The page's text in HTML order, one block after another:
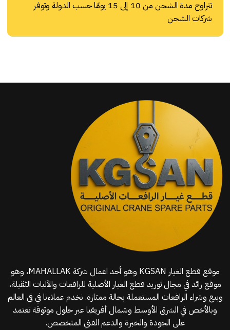
تتراوح مدة الشحن من 10 إلى 15 يومًا حسب الدولة وتوفر
شركات الشحن
موقع قطع الغيار KGSAN وهو أحد اعمال شركة MAHALLAK، وهو
موقع رائد في مجال توريد قطع الغيار الأصلية للرافعات والآليات الثقيلة،
وبيع وشراء الرافعات المستعملة بحالة ممتازة. نخدم عملاءنا في في العالم
وبالأخص في الشرق الأوسط وشمال أفريقيا عبر حلول موثوقة تعتمد
على الجودة والخبرة والدعم الفني المتخصص.